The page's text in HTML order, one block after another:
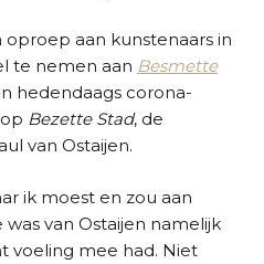
aan kunstenaars in
te nemen aan Besmette
hedendaags corona-
Bezette Stad, de
van Ostaijen.
ik moest en zou aan
van Ostaijen namelijk
voeling mee had. Niet